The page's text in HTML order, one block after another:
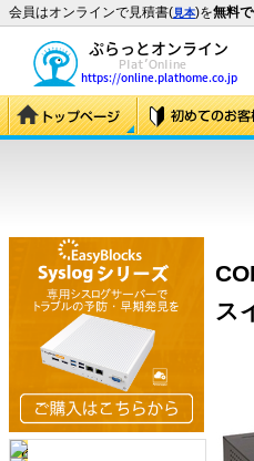
会員はオンラインで見積書(見本)を無料
ス